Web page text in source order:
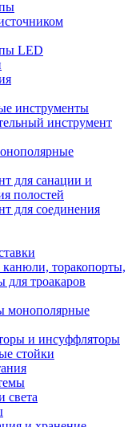
LED
инструменты
инструмент
для санации и
полостей
для соединения
торакопорты,
для троакаров
монополярные
и инсуффляторы
стойки
света